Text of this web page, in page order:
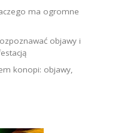
ma ogromne
objawy i
konopi: objawy,